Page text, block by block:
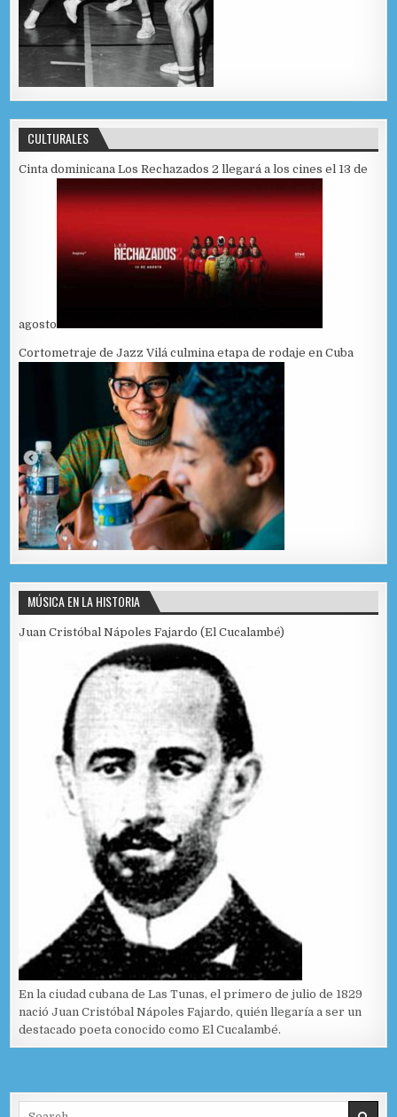
CULTURALES
Cinta dominicana Los Rechazados 2 llegará a los cines el 13 de
agosto
Cortometraje de Jazz Vilá culmina etapa de rodaje en Cuba
MÚSICA EN LA HISTORIA
Juan Cristóbal Nápoles Fajardo (El Cucalambé)
En la ciudad cubana de Las Tunas, el primero de julio de 1829
nació Juan Cristóbal Nápoles Fajardo, quién llegaría a ser un
destacado poeta conocido como El Cucalambé.
Search for: